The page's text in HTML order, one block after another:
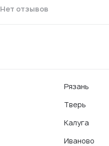
Нет отзывов
Рязань
Тверь
Калуга
Иваново